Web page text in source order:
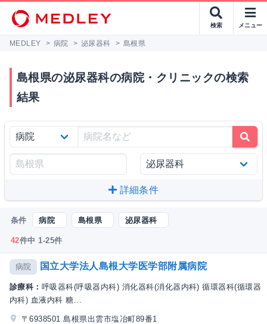
検索 メニュー
MEDLEY > 病院 > 泌尿器科 > 島根県
島根県の泌尿器科の病院・クリニックの検索
結果
詳細条件
条件 病院 島根県 泌尿器科
42件中 1-25件
病院 国立大学法人島根大学医学部附属病院
診療科： 呼吸器科(呼吸器内科) 消化器科(消化器内科) 循環器科(循環器
内科) 血液内科 糖...
〒6938501 島根県出雲市塩冶町89番1